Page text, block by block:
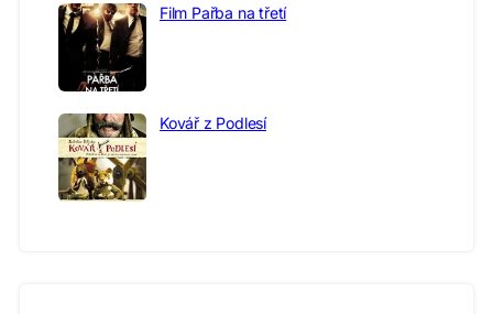
Film Pařba na třetí
Kovář z Podlesí